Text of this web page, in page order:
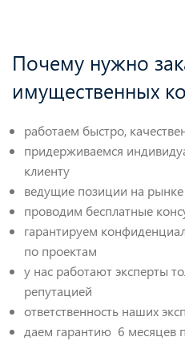
Почему нужно
имущественных
работаем быстро,
придерживаемся
клиенту
ведущие позиции на
проводим бесплатные
гарантируем
по проектам
у нас работают эксперты
репутацией
ответственность наших
даем гарантию 6 месяцев